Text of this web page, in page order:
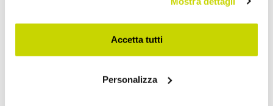
modificare o revocare il proprio consenso in qualsiasi
momento dalla Dichiarazione sui cookie o facendo clic
sull'icona di attivazione della privacy.
raccogliere informazioni sulla tua posizione
Accetta tutti
Personalizza